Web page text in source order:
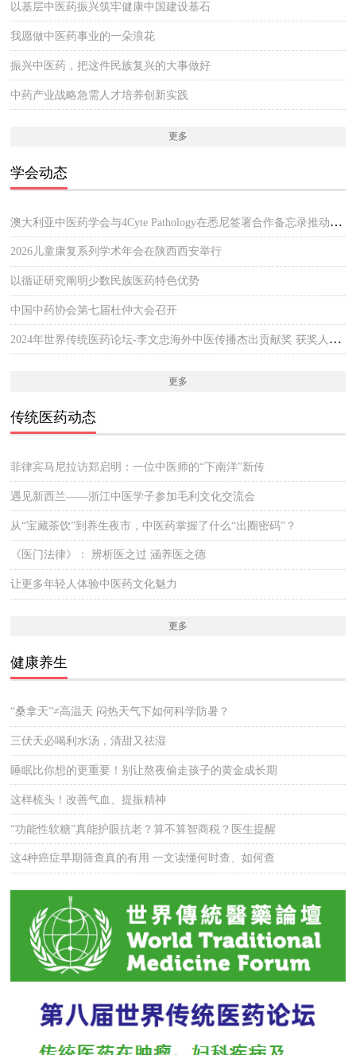
以基层中医药振兴筑牢健康中国建设基石
我愿做中医药事业的一朵浪花
振兴中医药，把这件民族复兴的大事做好
中药产业战略急需人才培养创新实践
更多
学会动态
澳大利亚中医药学会与4Cyte Pathology在悉尼签署合作备忘录推动中医临床与现代病理检测协作 开启澳大利亚中医专业发展新篇章
2026儿童康复系列学术年会在陕西西安举行
以循证研究阐明少数民族医药特色优势
中国中药协会第七届杜仲大会召开
2024年世界传统医药论坛-李文忠海外中医传播杰出贡献奖 获奖人员公示
更多
传统医药动态
菲律宾马尼拉访郑启明：一位中医师的“下南洋”新传
遇见新西兰——浙江中医学子参加毛利文化交流会
从“宝藏茶饮”到养生夜市，中医药掌握了什么“出圈密码”？
《医门法律》： 辨析医之过 涵养医之德
让更多年轻人体验中医药文化魅力
更多
健康养生
“桑拿天”≠高温天 闷热天气下如何科学防暑？
三伏天必喝利水汤，清甜又祛湿
睡眠比你想的更重要！别让熬夜偷走孩子的黄金成长期
这样梳头！改善气血、提振精神
“功能性软糖”真能护眼抗老？算不算智商税？医生提醒
这4种癌症早期筛查真的有用 一文读懂何时查、如何查